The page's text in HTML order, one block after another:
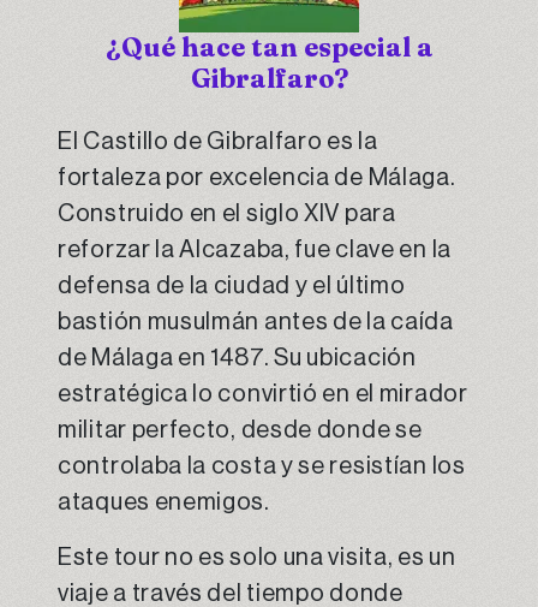
¿Qué hace tan especial a
Gibralfaro?
El Castillo de Gibralfaro es la
fortaleza por excelencia de Málaga.
Construido en el siglo XIV para
reforzar la Alcazaba, fue clave en la
defensa de la ciudad y el último
bastión musulmán antes de la caída
de Málaga en 1487. Su ubicación
estratégica lo convirtió en el mirador
militar perfecto, desde donde se
controlaba la costa y se resistían los
ataques enemigos.
Este tour no es solo una visita, es un
viaje a través del tiempo donde